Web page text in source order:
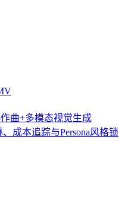
曲+多模态视觉生成
成本追踪与Persona风格锁